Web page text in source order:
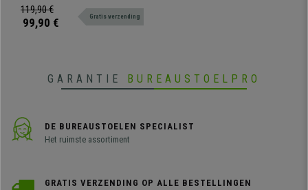
frame en stevig houten zitting en
rugleuning.
119,90 €
99,90 € Gratis verzending
GARANTIE BUREAUSTOELPRO
DE BUREAUSTOELEN SPECIALIST
Het ruimste assortiment
GRATIS VERZENDING OP ALLE BESTELLINGEN